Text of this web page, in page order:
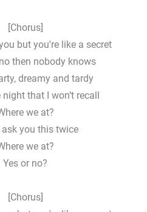
[Chorus]
but you're like a secret
then nobody knows
dreamy and tardy
night that I won’t recall
we at?
you this twice
we at?
Yes or no?
[Chorus]